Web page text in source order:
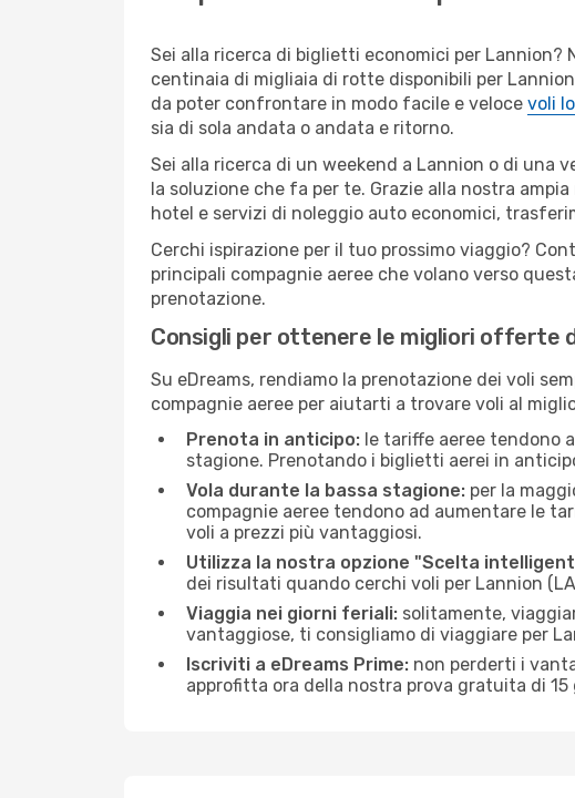
Sei alla ricerca di biglietti economici per Lannion?
centinaia di migliaia di rotte disponibili per
da poter confrontare in modo facile e veloce voli
sia di sola andata o andata e ritorno.
Sei alla ricerca di un weekend a Lannion o di una
la soluzione che fa per te. Grazie alla nostra
hotel e servizi di noleggio auto economici,
Cerchi ispirazione per il tuo prossimo viaggio?
principali compagnie aeree che volano verso
prenotazione.
Consigli per ottenere le migliori offerte
Su eDreams, rendiamo la prenotazione dei voli
compagnie aeree per aiutarti a trovare voli al
Prenota in anticipo: le tariffe aeree tendono
stagione. Prenotando i biglietti aerei in
Vola durante la bassa stagione: per la
compagnie aeree tendono ad aumentare le
voli a prezzi più vantaggiosi.
Utilizza la nostra opzione "Scelta
dei risultati quando cerchi voli per Lannion
Viaggia nei giorni feriali: solitamente,
vantaggiose, ti consigliamo di viaggiare per
Iscriviti a eDreams Prime: non perderti i
approfitta ora della nostra prova gratuita di